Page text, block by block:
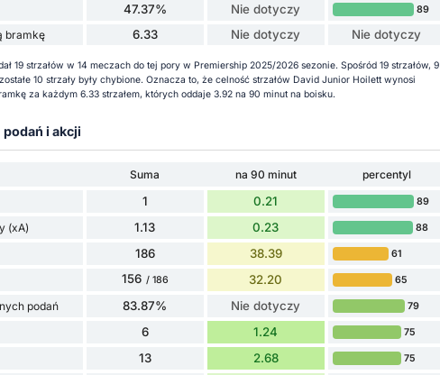
47.37% Nie dotyczy 89
bramkę 6.33 Nie dotyczy Nie dotyczy
19 strzałów w 14 meczach do tej pory w Premiership 2025/2026 sezonie. Spośród 19 strzałów, 9
10 strzały były chybione. Oznacza to, że celność strzałów David Junior Hoilett wynosi
za każdym 6.33 strzałem, których oddaje 3.92 na 90 minut na boisku.
i akcji
Suma na 90 minut
percentyl
1 0.21 89
(xA) 1.13 0.23 88
186 38.39 61
156 / 186 32.20 65
podań 83.87% Nie dotyczy 79
6 1.24 75
13 2.68 75